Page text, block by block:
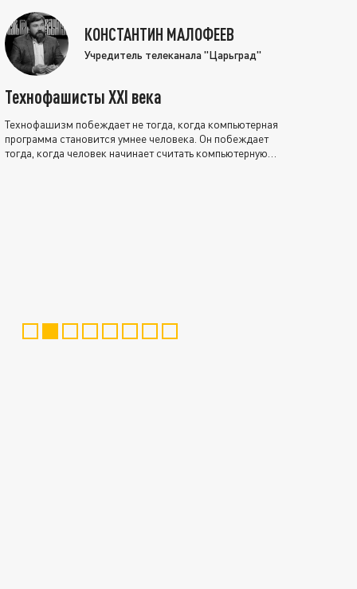
КОНСТАНТИН МАЛОФЕЕВ
Учредитель телеканала "Царьград"
Технофашисты XXI века
Технофашизм побеждает не тогда, когда компьютерная
программа становится умнее человека. Он побеждает
тогда, когда человек начинает считать компьютерную